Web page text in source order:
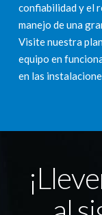
confiabilidad y el
manejo de una
Visite nuestra
equipo en
en las